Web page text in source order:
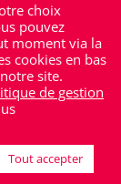
choix
pouvez
moment via la
cookies en bas
site.
de gestion
Tout accepter